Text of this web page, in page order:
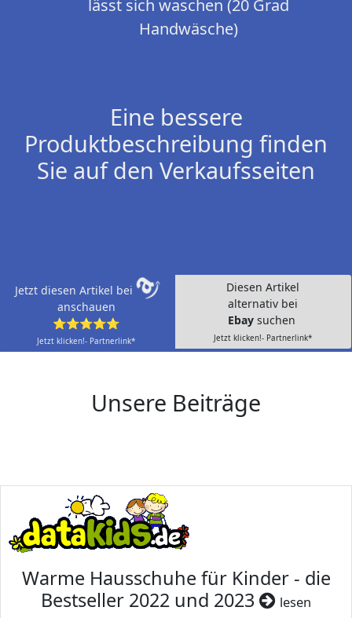
lässt sich waschen (20 Grad
Handwäsche)
Eine bessere
Produktbeschreibung finden
Sie auf den Verkaufsseiten
Jetzt diesen Artikel bei
anschauen
⭐⭐⭐⭐⭐
Jetzt klicken!- Partnerlink*
Diesen Artikel
alternativ bei
Ebay suchen
Jetzt klicken!- Partnerlink*
Unsere Beiträge
Warme Hausschuhe für Kinder - die
Bestseller 2022 und 2023
lesen